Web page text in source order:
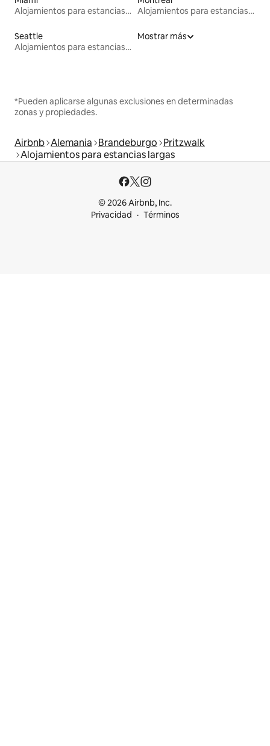
Alojamientos para estancias largas
Alojamientos para estancias largas
Seattle
Alojamientos para estancias largas
Mostrar más
*Pueden aplicarse algunas exclusiones en determinadas
zonas y propiedades.
Airbnb Alemania Brandeburgo Pritzwalk
Alojamientos para estancias largas
© 2026 Airbnb, Inc.
Privacidad
Términos